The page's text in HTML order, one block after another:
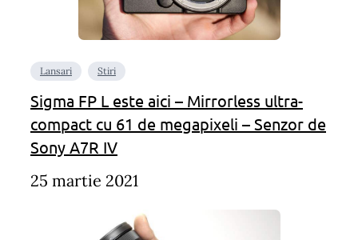
Lansari Stiri
Sigma FP L este aici – Mirrorless ultra-
compact cu 61 de megapixeli – Senzor de
Sony A7R IV
25 martie 2021